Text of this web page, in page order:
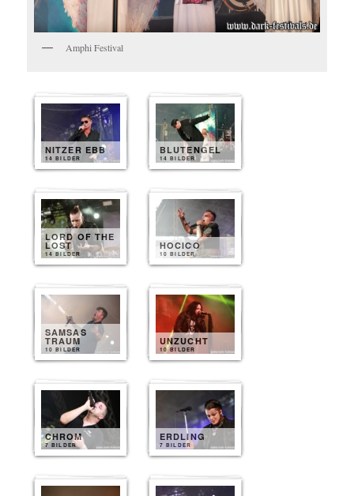
Amphi Festival
NITZER EBB
14 BILDER
BLUTENGEL
14 BILDER
LORD OF THE
LOST
14 BILDER
HOCICO
10 BILDER
SAMSAS
TRAUM
10 BILDER
UNZUCHT
10 BILDER
CHROM
7 BILDER
ERDLING
7 BILDER